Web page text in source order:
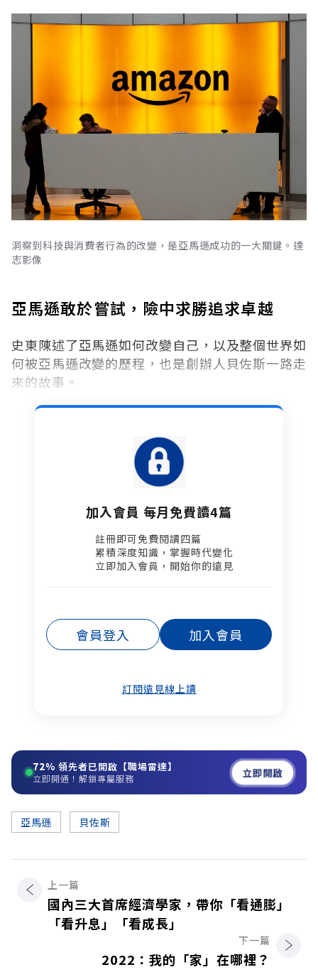
洞察到科技與消費者行為的改變，是亞馬遜成功的一大關鍵。達
志影像
亞馬遜敢於嘗試，險中求勝追求卓越
史東陳述了亞馬遜如何改變自己，以及整個世界如
何被亞馬遜改變的歷程，也是創辦人貝佐斯一路走
來的故事。
加入會員 每月免費讀4篇
註冊即可免費閱讀四篇​
累積深度知識，掌握時代變化​
立即加入會員，開始你的遠見
會員登入 加入會員
訂閱遠見線上讀
72% 領先者已開啟【職場雷達】
立即開通！解鎖專屬服務 立即開啟
亞馬遜 貝佐斯
上一篇
國內三大首席經濟學家，帶你「看通膨」
「看升息」「看成長」
下一篇
2022：我的「家」在哪裡？